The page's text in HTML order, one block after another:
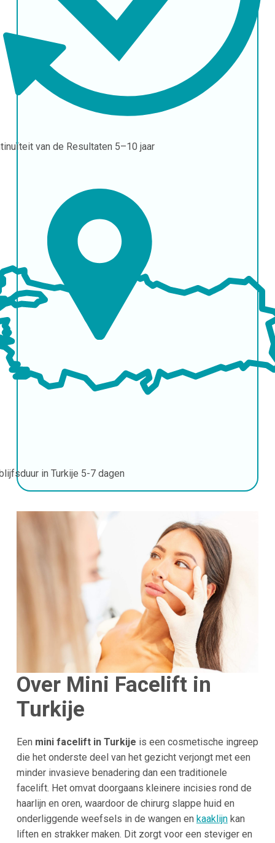
van de Resultaten 5–10 jaar
in Turkije 5-7 dagen
Over Mini Facelift in
Turkije
Een mini facelift in Turkije is een cosmetische ingreep
die het onderste deel van het gezicht verjongt met een
minder invasieve benadering dan een traditionele
facelift. Het omvat doorgaans kleinere incisies rond de
haarlijn en oren, waardoor de chirurg slappe huid en
onderliggende weefsels in de wangen en kaaklijnkan
liften en strakker maken​. Dit zorgt voor een steviger en